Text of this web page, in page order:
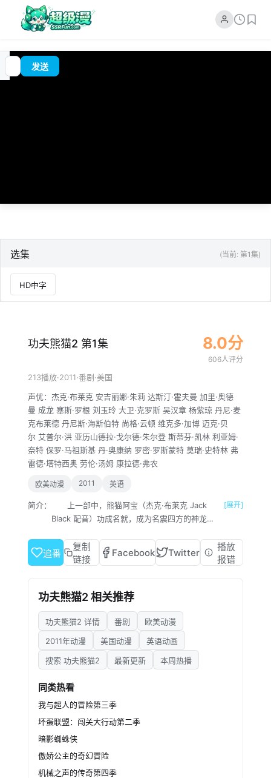
追
番
?发送
选集 (当前: 第1集)
HD中字
功夫熊猫2 第1集 8.0分
606人评分
213播放·2011·番剧·美国
声优： 杰克·布莱克 安吉丽娜·朱莉 达斯汀·霍夫曼 加里·奥德
曼 成龙 塞斯·罗根 刘玉玲 大卫·克罗斯 吴汉章 杨紫琼 丹尼·麦
克布莱德 丹尼斯·海斯伯特 尚格·云顿 维克多·加博 迈克·贝
尔 艾普尔·洪 亚历山德拉·戈尔德·朱尔登 斯蒂芬·凯林 利亚姆·
奈特 保罗·马祖斯基 丹·奥康纳 罗密·罗斯蒙特 莫瑞·史特林 弗
雷德·塔特西奥 劳伦·汤姆 康拉德·弗农
欧美动漫 2011 英语
简介：
上一部中，熊猫阿宝（杰克·布莱克 Jack
Black 配音）功成名就，成为名震四方的神龙大
Hoffman 配音）以及盖世五侠：悍娇虎 （安吉
丽娜·朱莉 Angelina Jolie 配音）、猴王（成龙
音）、灵鹤（大卫·克罗斯 David Cross 配音）
在和平谷修炼，生活悠哉游哉。这一日，一伙恶
徒闯入山谷抢夺金属材料，在与他们交手中阿宝
意外产生幻觉，由此对自己的身世感到疑
惑。 另一方面，恶徒的魁首白孔雀沈王爷
（加里·奥德曼 Gary Oldman 配音）正图谋闯入
宝他们面临前所未有的挑战……
[展开]
追番
复制
链接
Facebook Twitter
播放
报错
功夫熊猫2 相关推荐
功夫熊猫2 详情 番剧
欧美动漫
2011年动漫
美国动漫
英语动画
搜索 功夫熊猫2
最新更新 本周热播
同类热看
我与超人的冒险第三季
坏蛋联盟：闯关大行动第二季
暗影蜘蛛侠
傲娇公主的奇幻冒险
机械之声的传奇第四季